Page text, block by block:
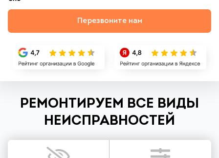
Перезвоните нам
РЕМОНТИРУЕМ ВСЕ ВИДЫ
НЕИСПРАВНОСТЕЙ